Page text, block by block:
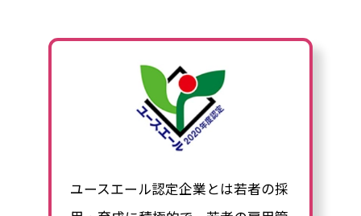
ユースエール認定企業とは若者の採